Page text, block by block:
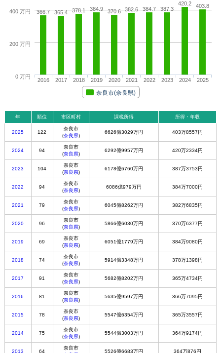
366.7 365.4 378.1 384.9 370.6 382.6 384.7 387.3
420.2 403.8
奈良市(奈良県)
2016 2017 2018 2019 2020 2021 2022 2023 2024 2025
0 万円
200 万円
400 万円
年 順位 市区町村 課税所得 所得・年収
2025 122
奈良市
(奈良県)
6626億3029万円 403万8557円
2024 94
奈良市
(奈良県)
6292億9957万円 420万2334円
2023 104
奈良市
(奈良県)
6178億6760万円 387万3753円
2022 94
奈良市
(奈良県)
6086億979万円 384万7000円
2021 79
奈良市
(奈良県)
6045億8262万円 382万6835円
2020 96
奈良市
(奈良県)
5866億6030万円 370万6377円
2019 69
奈良市
(奈良県)
6051億1779万円 384万9080円
2018 74
奈良市
(奈良県)
5914億3348万円 378万1398円
2017 91
奈良市
(奈良県)
5682億8202万円 365万4734円
2016 81
奈良市
(奈良県)
5635億9597万円 366万7095円
2015 78
奈良市
(奈良県)
5547億6354万円 365万3557円
2014 75
奈良市
(奈良県)
5544億3003万円 364万9174円
2013 64
奈良市
5526億6683万円 364万876円